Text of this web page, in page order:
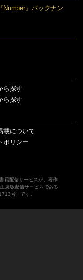
Number』バックナン
ら探す
ら探す
載について
ポリシー
籍配信サービスが、著作
規版配信サービスである
号）です。